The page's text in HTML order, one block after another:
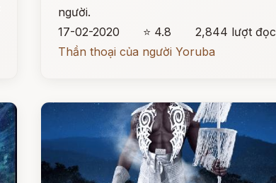
người.
17-02-2020
⭐ 4.8
2,844 lượt đọc
Thần thoại của người Yoruba